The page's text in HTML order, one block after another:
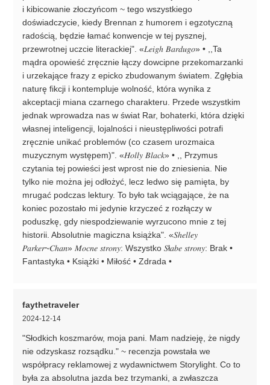
i kibicowanie złoczyńcom ~ tego wszystkiego
doświadczycie, kiedy Brennan z humorem i egzotyczną
radością, będzie łamać konwencje w tej pysznej,
przewrotnej uczcie literackiej". «𝐿𝑒𝑖𝑔ℎ 𝐵𝑎𝑟𝑑𝑢𝑔𝑜» • ,,Ta
mądra opowieść zręcznie łączy dowcipne przekomarzanki
i urzekające frazy z epicko zbudowanym światem. Zgłębia
naturę fikcji i kontempluje wolność, która wynika z
akceptacji miana czarnego charakteru. Przede wszystkim
jednak wprowadza nas w świat Rar, bohaterki, która dzięki
własnej inteligencji, lojalności i nieustępliwości potrafi
zręcznie unikać problemów (co czasem urozmaica
muzycznym występem)". «𝐻𝑜𝑙𝑙𝑦 𝐵𝑙𝑎𝑐𝑘» • ,, Przymus
czytania tej powieści jest wprost nie do zniesienia. Nie
tylko nie można jej odłożyć, lecz ledwo się pamięta, by
mrugać podczas lektury. To było tak wciągające, że na
koniec pozostało mi jedynie krzyczeć z rozłączy w
poduszkę, gdy niespodziewanie wyrzucono mnie z tej
historii. Absolutnie magiczna książka". «𝑆ℎ𝑒𝑙𝑙𝑒𝑦
𝑃𝑎𝑟𝑘𝑒𝑟~𝐶ℎ𝑎𝑛» 𝑀𝑜𝑐𝑛𝑒 𝑠𝑡𝑟𝑜𝑛𝑦: Wszystko 𝑆ł𝑎𝑏𝑒 𝑠𝑡𝑟𝑜𝑛𝑦: Brak •
Fantastyka • Książki • Miłość • Zdrada •
faythetraveler
2024-12-14
"Słodkich koszmarów, moja pani. Mam nadzieję, że nigdy
nie odzyskasz rozsądku." ~ recenzja powstała we
współpracy reklamowej z wydawnictwem Storylight. Co to
była za absolutna jazda bez trzymanki, a zwłaszcza